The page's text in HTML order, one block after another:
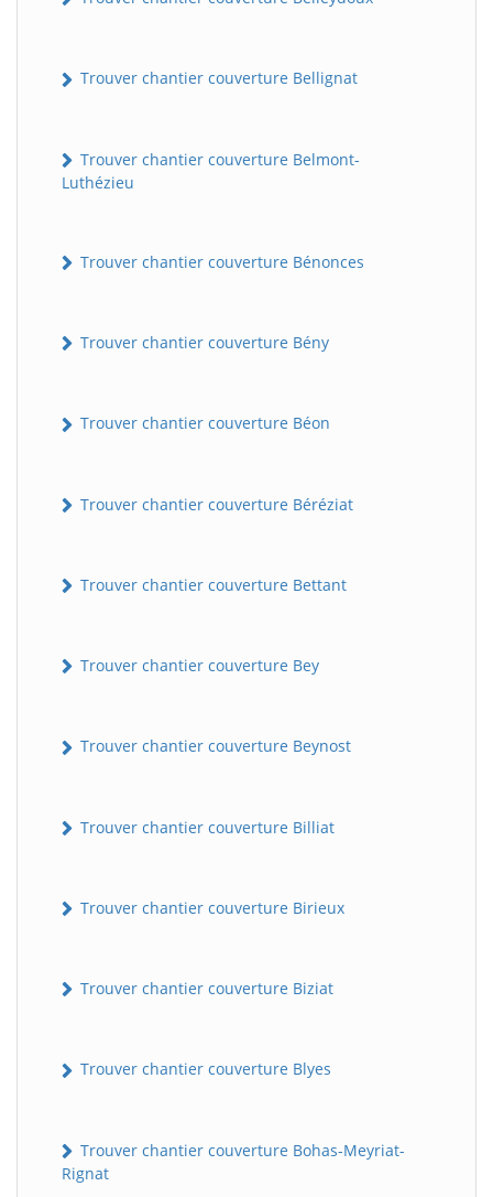
Trouver chantier couverture Bellignat
Trouver chantier couverture Belmont-
Luthézieu
Trouver chantier couverture Bénonces
Trouver chantier couverture Bény
Trouver chantier couverture Béon
Trouver chantier couverture Béréziat
Trouver chantier couverture Bettant
Trouver chantier couverture Bey
Trouver chantier couverture Beynost
Trouver chantier couverture Billiat
Trouver chantier couverture Birieux
Trouver chantier couverture Biziat
Trouver chantier couverture Blyes
Trouver chantier couverture Bohas-Meyriat-
Rignat